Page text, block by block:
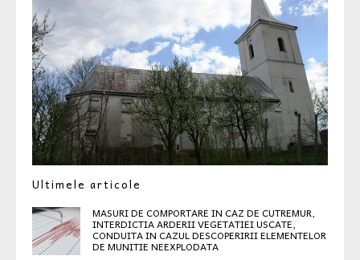
Ultimele articole
MASURI DE COMPORTARE IN CAZ DE CUTREMUR,
INTERDICTIA ARDERII VEGETATIEI USCATE,
CONDUITA IN CAZUL DESCOPERIRII ELEMENTELOR
DE MUNITIE NEEXPLODATA